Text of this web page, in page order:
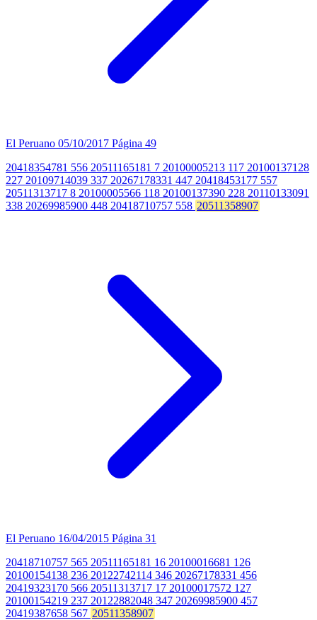
El Peruano 05/10/2017 Página 49
20418354781 556 20511165181 7 20100005213 117 20100137128
227 20109714039 337 20267178331 447 20418453177 557
20511313717 8 20100005566 118 20100137390 228 20110133091
338 20269985900 448 20418710757 558 20511358907
El Peruano 16/04/2015 Página 31
20418710757 565 20511165181 16 20100016681 126
20100154138 236 20122742114 346 20267178331 456
20419323170 566 20511313717 17 20100017572 127
20100154219 237 20122882048 347 20269985900 457
20419387658 567 20511358907